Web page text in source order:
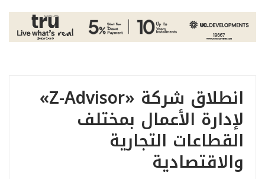
انطلاق شركة «Z-Advisor»
لإدارة الأعمال بمختلف
القطاعات التجارية
والاقتصادية